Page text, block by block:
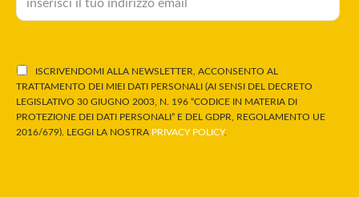
ISCRIVENDOMI ALLA NEWSLETTER, ACCONSENTO AL
TRATTAMENTO DEI MIEI DATI PERSONALI (AI SENSI DEL DECRETO
LEGISLATIVO 30 GIUGNO 2003, N. 196 “CODICE IN MATERIA DI
PROTEZIONE DEI DATI PERSONALI” E DEL GDPR, REGOLAMENTO UE
2016/679). LEGGI LA NOSTRA PRIVACY POLICY.